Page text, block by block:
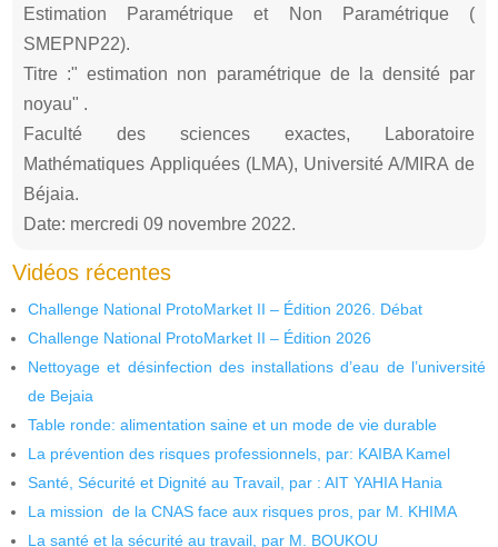
Estimation Paramétrique et Non Paramétrique (
SMEPNP22).
Titre :" estimation non paramétrique de la densité par
noyau" .
Faculté des sciences exactes, Laboratoire
Mathématiques Appliquées (LMA), Université A/MIRA de
Béjaia.
Date: mercredi 09 novembre 2022.
Vidéos récentes
Challenge National ProtoMarket II – Édition 2026. Débat
Challenge National ProtoMarket II – Édition 2026
Nettoyage et désinfection des installations d’eau de l’université
de Bejaia
Table ronde: alimentation saine et un mode de vie durable
La prévention des risques professionnels, par: KAIBA Kamel
Santé, Sécurité et Dignité au Travail, par : AIT YAHIA Hania
La mission de la CNAS face aux risques pros, par M. KHIMA
La santé et la sécurité au travail, par M. BOUKOU